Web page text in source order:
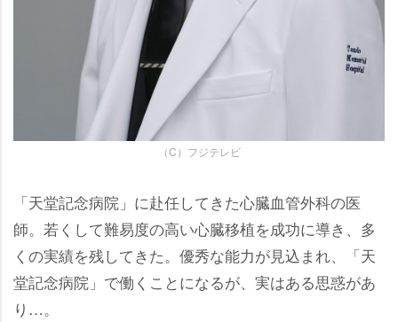
（C）フジテレビ
「天堂記念病院」に赴任してきた心臓血管外科の医
師。若くして難易度の高い心臓移植を成功に導き、多
くの実績を残してきた。優秀な能力が見込まれ、「天
堂記念病院」で働くことになるが、実はある思惑があ
り…。